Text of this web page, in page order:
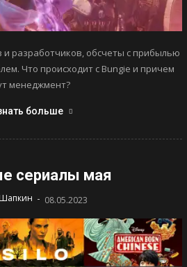
и разработчиков, обсчеты с прибылью
Что происходит с Bungie и причем
менеджмент?
больше
сериалы мая
- 08.05.2023